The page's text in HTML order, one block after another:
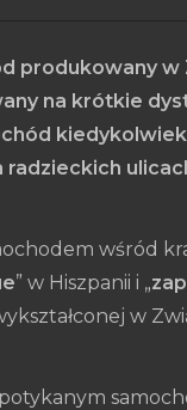
produkowany
na krótkie
wśród
” w Hiszpanii i „
w